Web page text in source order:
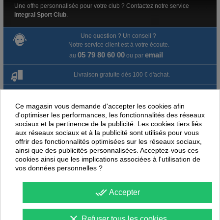
Une offre personnalisée pour votre club ? Contactez notre service
Integral Sport Club
Une question ? Un conseil ?
Notre service client est à votre écoute.
au 05 79 80 60 00ou par email
Livraison gratuite dès 100 € d'achat.
Paiement par virement
Satisfait ou remboursé jusqu'à 60 jours
NOUS PENSONS QUE CES ARTICLES
PEUVENT ÉGALEMENT VOUS INTÉRESSER
PROMOTION
30%
Ce magasin vous demande d'accepter les cookies afin
d'optimiser les performances, les fonctionnalités des réseaux
sociaux et la pertinence de la publicité. Les cookies tiers liés
aux réseaux sociaux et à la publicité sont utilisés pour vous
offrir des fonctionnalités optimisées sur les réseaux sociaux,
ainsi que des publicités personnalisées. Acceptez-vous ces
cookies ainsi que les implications associées à l'utilisation de
vos données personnelles ?
done_all Accepter